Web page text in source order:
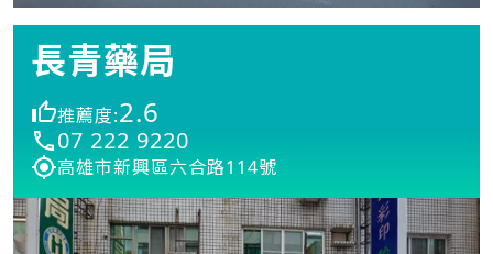
長青藥局
推薦度:2.6
07 222 9220
高雄市新興區六合路114號